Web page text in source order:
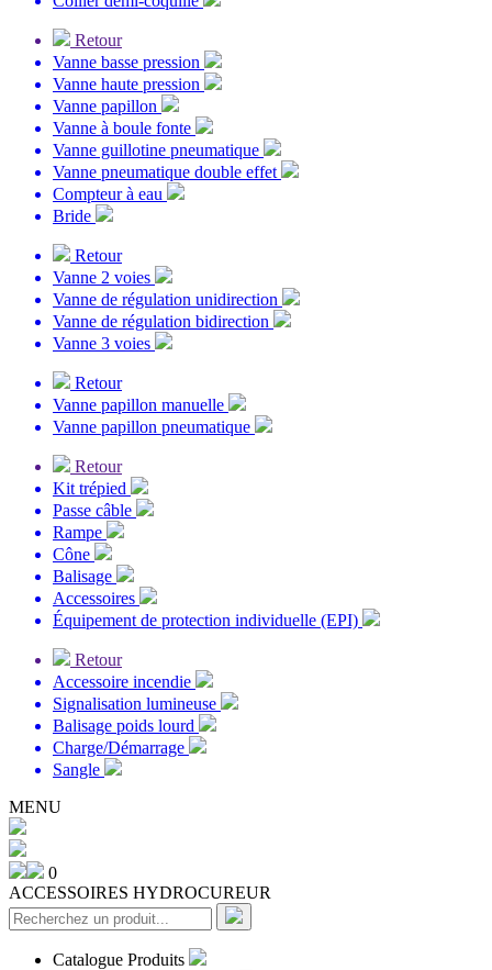
Retour
Vanne basse pression
Vanne haute pression
Vanne papillon
Vanne à boule fonte
Vanne guillotine pneumatique
Vanne pneumatique double effet
Compteur à eau
Bride
Retour
Vanne 2 voies
Vanne de régulation unidirection
Vanne de régulation bidirection
Vanne 3 voies
Retour
Vanne papillon manuelle
Vanne papillon pneumatique
Retour
Kit trépied
Passe câble
Rampe
Cône
Balisage
Accessoires
Équipement de protection individuelle (EPI)
Retour
Accessoire incendie
Signalisation lumineuse
Balisage poids lourd
Charge/Démarrage
Sangle
MENU
0
ACCESSOIRES HYDROCUREUR
Catalogue Produits